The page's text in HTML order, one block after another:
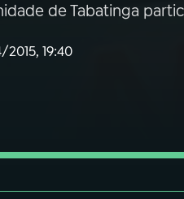
de Tabatinga
19:40